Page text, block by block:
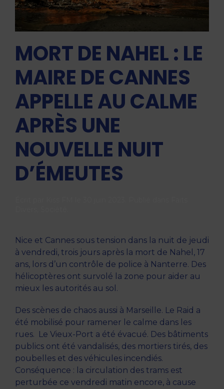
MORT DE NAHEL : LE
MAIRE DE CANNES
APPELLE AU CALME
APRÈS UNE
NOUVELLE NUIT
D’ÉMEUTES
Nice et Cannes sous tension dans la nuit de jeudi
à vendredi, trois jours après la mort de Nahel, 17
ans, lors d’un contrôle de police à Nanterre. Des
hélicoptères ont survolé la zone pour aider au
mieux les autorités au sol.
Des scènes de chaos aussi à Marseille. Le Raid a
été mobilisé pour ramener le calme dans les
rues. Le Vieux-Port a été évacué. Des bâtiments
publics ont été vandalisés, des mortiers tirés, des
poubelles et des véhicules incendiés.
Conséquence : la circulation des trams est
perturbée ce vendredi matin encore, à cause